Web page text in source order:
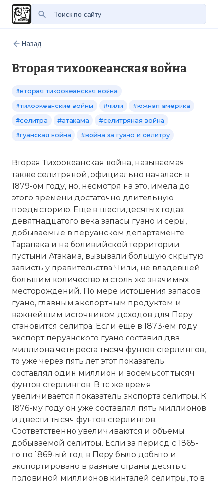
Назад
Вторая тихоокеанская война
#вторая тихоокеанская война
#тихоокеанские войны
#чили
#южная америка
#селитра
#атакама
#селитряная война
#гуанская война
#война за гуано и селитру
Вторая Тихоокеанская война, называемая
также селитряной, официально началась в
1879-ом году, но, несмотря на это, имела до
этого времени достаточно длительную
предысторию. Еще в шестидесятых годах
девятнадцатого века запасы гуано и серы,
добываемые в перуанском департаменте
Тарапака и на боливийской территории
пустыни Атакама, вызывали большую скрытую
зависть у правительства Чили, не владевшей
большим количество м столь же значимых
месторождений. По мере истощения запасов
гуано, главным экспортным продуктом и
важнейшим источником доходов для Перу
становится селитра. Если еще в 1873-ем году
экспорт перуанского гуано составил два
миллиона четыреста тысяч фунтов стерлингов,
то уже через пять лет этот показатель
составлял один миллион и восемьсот тысяч
фунтов стерлингов. В то же время
увеличивается показатель экспорта селитры. К
1876-му году он уже составлял пять миллионов
и двести тысяч фунтов стерлингов.
Соответственно увеличиваются и объемы
добываемой селитры. Если за период с 1865-
го по 1869-ый год в Перу было добыто и
экспортировано в разные страны десять с
половиной миллионов кинталей селитры, то в